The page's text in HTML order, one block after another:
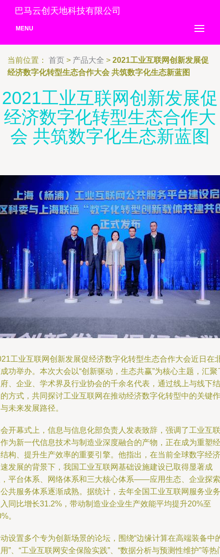
巴马云创天地科技有限公司
MENU
当前位置： 首页 > 产品大全 > 2021工业互联网创新发展促
经济数字化转型生态合作大会 共筑数字化生态新蓝图
2021工业互联网创新发展促
经济数字化转型生态合作大
会 共筑数字化生态新蓝图
工业互联网创新发展促经济数字化转型生态合作大会近日在
功举办。本次大会以“创新驱动，生态共赢”为核心主题，汇聚
、企业、学术界及行业协会的千余名代表，通过线上与线下结
方式，共同探讨工业互联网在推动经济数字化转型中的关键作
未来发展路径。
开幕式上，信息与信息化部负责人发表致辞，强调了工业互联
为新一代信息技术与制造业深度融合的产物，正在成为重塑经
构、提升生产效率的重要引擎。他指出，在当前全球数字经济
发展的背景下，我国工业互联网基础设施建设已取得显著成
平台体系、网络体系和三大核心体系——应用生态、企业探索
共服务体系逐渐成熟。据统计，去年全国工业互联网服务业务
同比增长31.2%，带动制造业企业生产效能平均提升20%至
。
设置多个专为创新场景的论坛，围绕“边缘计算在高端装备中
”、“工业互联网安全保险实践”、“数据分析与预测性维护”等热